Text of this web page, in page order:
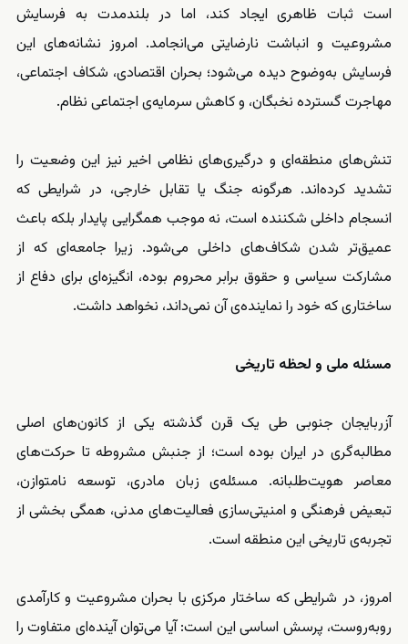
است ثبات ظاهری ایجاد کند، اما در بلندمدت به فرسایش
مشروعیت و انباشت نارضایتی می‌انجامد. امروز نشانه‌های این
فرسایش به‌وضوح دیده می‌شود؛ بحران اقتصادی، شکاف اجتماعی،
مهاجرت گسترده نخبگان، و کاهش سرمایه‌ی اجتماعی نظام.
تنش‌های منطقه‌ای و درگیری‌های نظامی اخیر نیز این وضعیت را
تشدید کرده‌اند. هرگونه جنگ یا تقابل خارجی، در شرایطی که
انسجام داخلی شکننده است، نه موجب همگرایی پایدار بلکه باعث
عمیق‌تر شدن شکاف‌های داخلی می‌شود. زیرا جامعه‌ای که از
مشارکت سیاسی و حقوق برابر محروم بوده، انگیزه‌ای برای دفاع از
ساختاری که خود را نماینده‌ی آن نمی‌داند، نخواهد داشت.
مسئله ملی و لحظه تاریخی
آزربایجان جنوبی طی یک قرن گذشته یکی از کانون‌های اصلی
مطالبه‌گری در ایران بوده است؛ از جنبش مشروطه تا حرکت‌های
معاصر هویت‌طلبانه. مسئله‌ی زبان مادری، توسعه نامتوازن،
تبعیض فرهنگی و امنیتی‌سازی فعالیت‌های مدنی، همگی بخشی از
تجربه‌ی تاریخی این منطقه است.
امروز، در شرایطی که ساختار مرکزی با بحران مشروعیت و کارآمدی
روبه‌روست، پرسش اساسی این است: آیا می‌توان آینده‌ای متفاوت را